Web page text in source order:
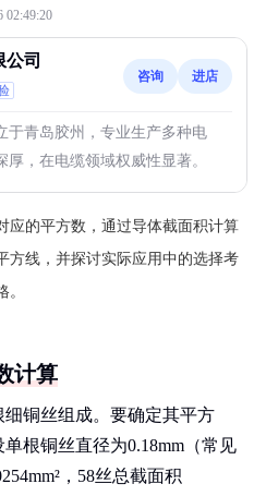
02:49:20
司
咨询 进店
于青岛胶州，专业生产多种电
，在电缆领域权威性显著。
应的平方数，通过导体截面积计算
方线，并探讨实际应用中的选择考
计算
细铜丝组成。要确定其平方
根铜丝直径为0.18mm（常见
，58丝总截面积